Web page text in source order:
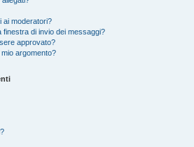
ai moderatori?
finestra di invio dei messaggi?
approvato?
argomento?